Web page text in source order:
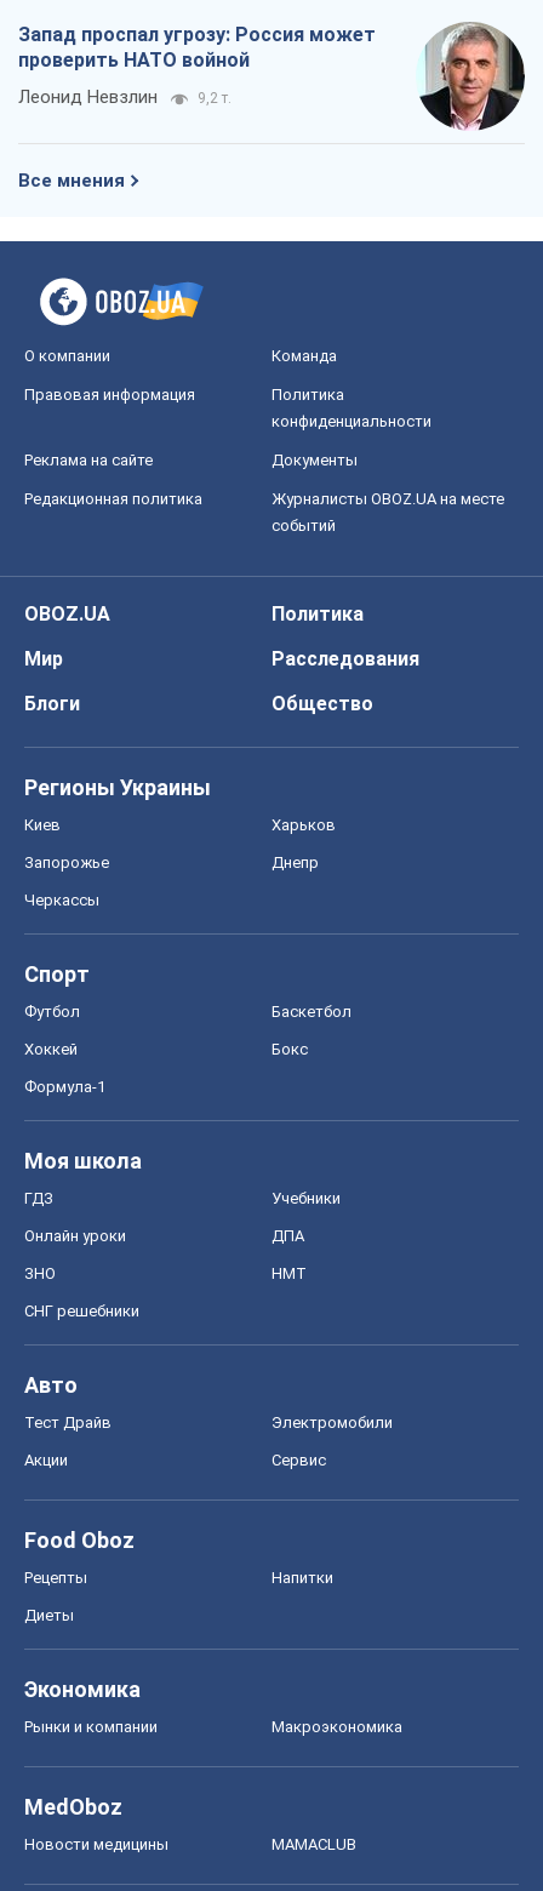
Запад проспал угрозу: Россия может
проверить НАТО войной
Леонид Невзлин 9,2 т.
Все мнения
О компании Команда
Правовая информация
Политика
конфиденциальности
Реклама на сайте Документы
Редакционная политика
Журналисты OBOZ.UA на месте
событий
OBOZ.UA
Политика
Мир
Расследования
Блоги
Общество
Регионы Украины
Киев Харьков
Запорожье Днепр
Черкассы
Спорт
Футбол Баскетбол
Хоккей Бокс
Формула-1
Моя школа
ГДЗ Учебники
Онлайн уроки ДПА
ЗНО НМТ
СНГ решебники
Авто
Тест Драйв Электромобили
Акции Сервис
Food Oboz
Рецепты Напитки
Диеты
Экономика
Рынки и компании Mакроэкономика
MedOboz
Новости медицины MAMACLUB